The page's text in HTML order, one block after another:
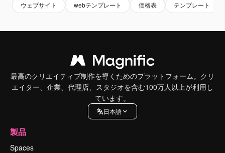
ウェブサイト webテンプレート 価格表 テンプレート
最高のクリエイティブ制作を導くためのプラットフォーム。クリ
エイター、企業、代理店、スタジオを含む100万人以上が利用し
ています。
日本語
製品
Spaces